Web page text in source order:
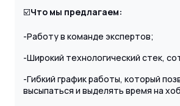
☑️Что мы предлагаем:
-Работу в команде экспертов;
-Широкий технологический стек,
-Гибкий график работы, который
высыпаться и выделять время на